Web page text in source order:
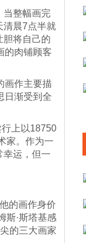
当整幅画完
清晨7点半就
胆将自己的
的肉铺顾客
画作主要描
日渐受到全
上以18750
家。作为一
幸运，但一
的画作身价
斯·斯塔基感
的三大画家